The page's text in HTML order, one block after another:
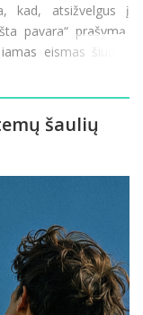
kad, atsižvelgus į
pavara“ prašymą,
eismas šiuose
šaulių